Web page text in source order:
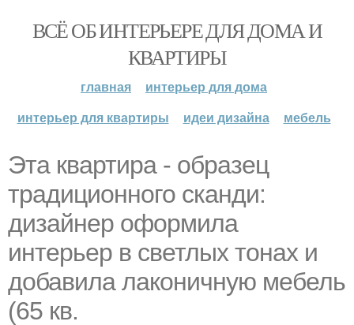
ВСЁ ОБ ИНТЕРЬЕРЕ ДЛЯ ДОМА И
КВАРТИРЫ
главная
интерьер для дома
интерьер для квартиры
идеи дизайна мебель
Эта квартира - образец
традиционного сканди:
дизайнер оформила
интерьер в светлых тонах и
добавила лаконичную мебель
(65 кв.